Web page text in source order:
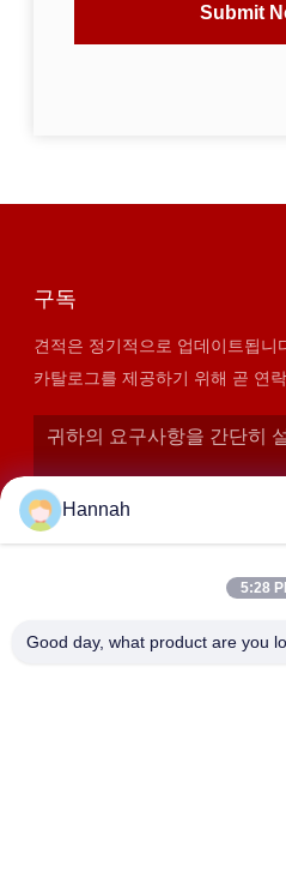
Submit
구독
견적은 정기적으로 업데이트됩니
카탈로그를 제공하기 위해 곧 연
Hannah
5:28
Good day, what product are you